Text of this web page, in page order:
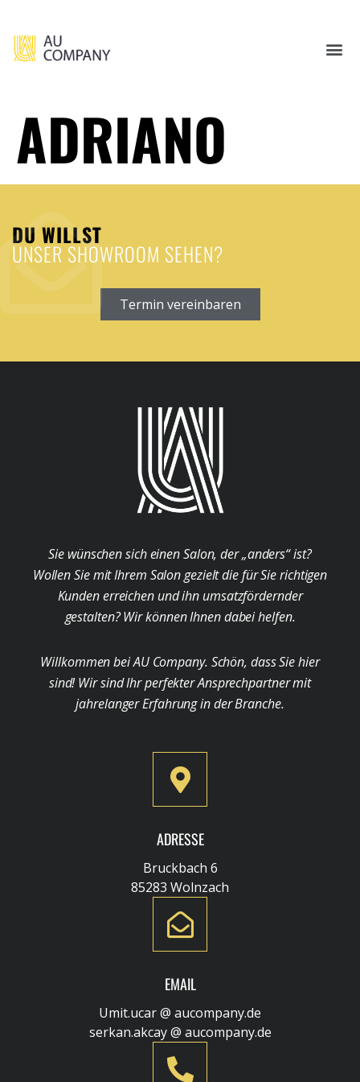
ADRIANO
DU WILLST
UNSER SHOWROOM SEHEN?
Termin vereinbaren
Sie wünschen sich einen Salon, der „anders“ ist?
Wollen Sie mit Ihrem Salon gezielt die für Sie richtigen
Kunden erreichen und ihn umsatzfördernder
gestalten? Wir können Ihnen dabei helfen.
Willkommen bei AU Company. Schön, dass Sie hier
sind! Wir sind Ihr perfekter Ansprechpartner mit
jahrelanger Erfahrung in der Branche.
ADRESSE
Bruckbach 6
85283 Wolnzach
EMAIL
Umit.ucar @ aucompany.de
serkan.akcay @ aucompany.de